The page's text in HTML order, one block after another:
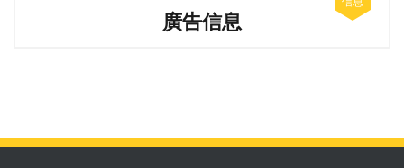
廣告信息